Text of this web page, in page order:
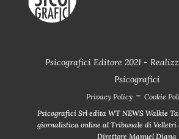
Psicografici Editore 2021 -
Psicografici
Privacy Policy - Cookie
Psicografici Srl edita WT NEWS Walkie
giornalistica online al Tribunale di Velletri
Direttore Manuel Diana